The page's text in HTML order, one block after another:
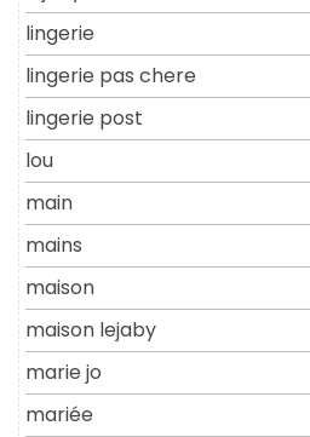
lingerie
lingerie pas chere
lingerie post
lou
main
mains
maison
maison lejaby
marie jo
mariée